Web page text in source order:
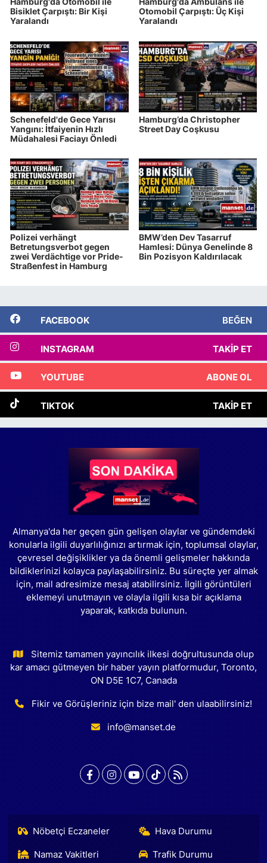
Bisiklet Çarpıştı: Bir Kişi
Yaralandı
Otomobil Çarpıştı: Üç Kişi
Yaralandı
Schenefeld'de Gece Yarısı
Yangını: İtfaiyenin Hızlı
Müdahalesi Faciayı Önledi
Hamburg’da Christopher
Street Day Coşkusu
Polizei verhängt
Betretungsverbot gegen
zwei Verdächtige vor Pride-
Straßenfest in Hamburg
BMW’den Dev Tasarruf
Hamlesi: Dünya Genelinde 8
Bin Pozisyon Kaldırılacak
FACEBOOK BEĞEN
INSTAGRAM TAKIP ET
YOUTUBE ABONE OL
TIKTOK TAKIP ET
Almanya'da her geçen gün gelişen olaylar ve gündemdeki
konularla ilgili duyarlılığınızı artırmak için, toplumsal olaylar,
çevresel değişiklikler ya da önemli gelişmeler hakkında
bildiklerinizi kolayca paylaşabilirsiniz. Bu süreçte yer almak
için, mail adresimize mesaj atabilirsiniz. İlgili görüntüleri
eklemeyi unutmayın ve olayla ilgili kısa bir açıklama
yaparak, katkıda bulunun.
Sitemiz tamamen yayıncılık ilkesi doğrultusunda olup
kar amacı gütmeyen bir haber yayın platformudur, Toronto,
ON D5E 1C7, Canada
Fikir ve Görüşleriniz için bize mail' den ulaabilirsiniz!
info@manset.de
Nöbetçi Eczaneler Hava Durumu
Namaz Vakitleri Trafik Durumu